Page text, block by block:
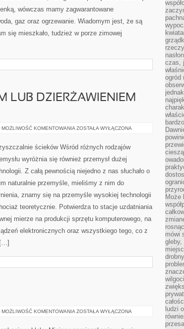
wówczas mamy zagwarantowane
gaz oraz ogrzewanie. Wiadomym jest, że są
się mieszkało, tudzież w porze zimowej
LUB DZIERŻAWIENIEM
MOŻLIWOŚĆ KOMENTOWANIA PROBLEMY
LUB
DZIERŻAWIENIEM
ZOSTAŁA WYŁĄCZONA
ścieków Wśród różnych rodzajów
wyróżnia się również przemysł dużej
Z całą pewnością niejedno z nas słuchało o
naturalnie przemyśle, mieliśmy z nim do
znamy się na przemyśle wysokiej technologii
teoretycznie. Potwierdza to stacje uzdatniania
mierze na produkcji sprzętu komputerowego, na
elektronicznych oraz wszystkiego tego, co z
[…]
MOŻLIWOŚĆ KOMENTOWANIA BUDOWNICTWO
ZOSTAŁA WYŁĄCZONA
czas,
ogród
Może
mówi
gleby,
ludzi